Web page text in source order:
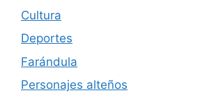
Cultura
Deportes
Farándula
Personajes alteños